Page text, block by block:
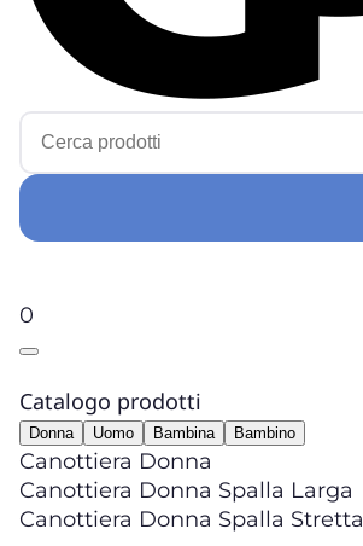
0
Catalogo prodotti
Donna Uomo Bambina Bambino
Canottiera Donna
Canottiera Donna Spalla Larga
Canottiera Donna Spalla Stretta